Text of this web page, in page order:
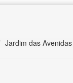
Jardim das